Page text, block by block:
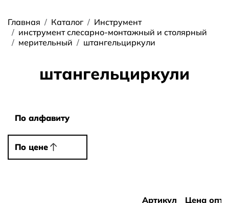
Строка навигации
Главная Каталог
Инструмент
инструмент слесарно-монтажный и столярный
мерительный
штангельциркули
штангельциркули
По алфавиту
По алфавиту
По цене
По цене
Артикул
Цена опт,